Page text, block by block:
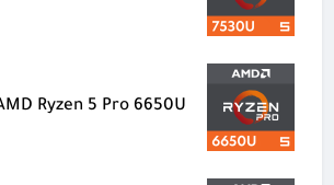
AMD Ryzen 5 Pro 6650U